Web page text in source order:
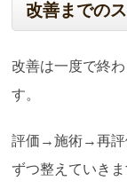
改善までの
改善は一度で終
す。
評価→施術→再評
ずつ整えていき